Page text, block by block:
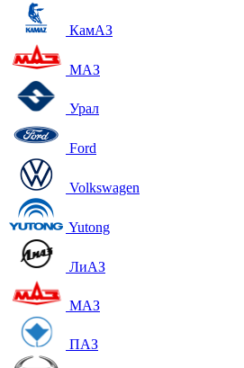
КамАЗ
МАЗ
Урал
Ford
Volkswagen
Yutong
ЛиАЗ
МАЗ
ПАЗ